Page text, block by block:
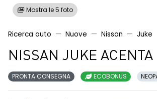
Mostra le 5 foto
Ricerca auto Nuove Nissan Juke
NISSAN JUKE ACENTA
PRONTA CONSEGNA ECOBONUS